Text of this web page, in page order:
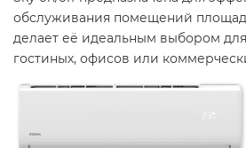
обслуживания помещений
делает её идеальным выбором
гостиных, офисов или